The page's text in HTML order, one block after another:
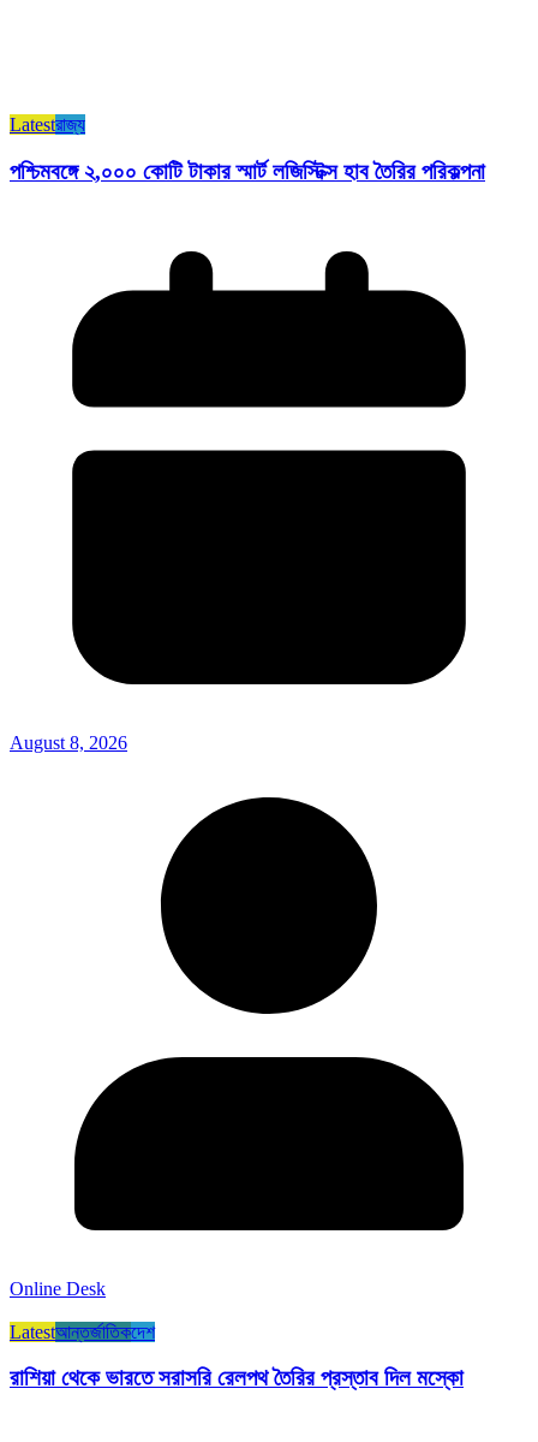
Latestরাজ্য​
পশ্চিমবঙ্গে ২,০০০ কোটি টাকার স্মার্ট লজিস্টিক্স হাব তৈরির পরিকল্পনা
August 8, 2026
Online Desk
Latestআন্তর্জাতিকদেশ
রাশিয়া থেকে ভারতে সরাসরি রেলপথ তৈরির প্রস্তাব দিল মস্কো